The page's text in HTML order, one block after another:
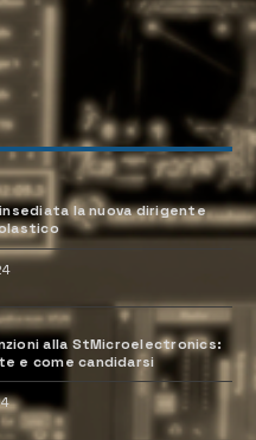
la nuova dirigente
alla StMicroelectronics:
e come candidarsi